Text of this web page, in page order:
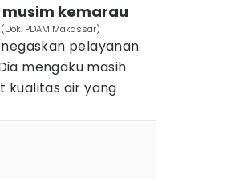
musim kemarau
PDAM Makassar)
pelayanan
mengaku masih
kualitas air yang